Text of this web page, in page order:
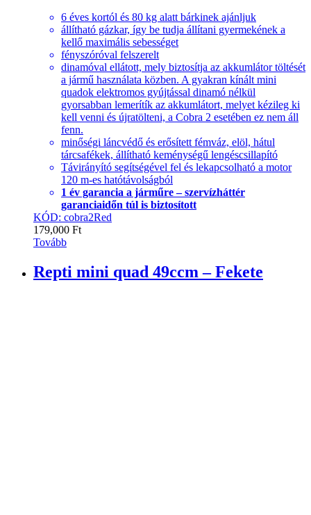
6 éves kortól és 80 kg alatt bárkinek ajánljuk
állítható gázkar, így be tudja állítani gyermekének a
kellő maximális sebességet
fényszóróval felszerelt
dinamóval ellátott, mely biztosítja az akkumlátor töltését
a jármű használata közben. A gyakran kínált mini
quadok elektromos gyújtással dinamó nélkül
gyorsabban lemerítík az akkumlátort, melyet kézileg ki
kell venni és újratölteni, a Cobra 2 esetében ez nem áll
fenn.
minőségi láncvédő és erősített fémváz, elöl, hátul
tárcsafékek, állítható keménységű lengéscsillapító
Távirányító segítségével fel és lekapcsolható a motor
120 m-es hatótávolságból
1 év garancia a járműre – szervízháttér
garanciaidőn túl is biztosított
KÓD: cobra2Red
179,000 Ft
Tovább
Repti mini quad 49ccm – Fekete